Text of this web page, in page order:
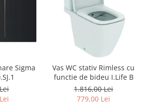
Sigma
Vas WC stativ Rimless cu
functie de bideu I.Life B
1.816,00 Lei
779,00 Lei